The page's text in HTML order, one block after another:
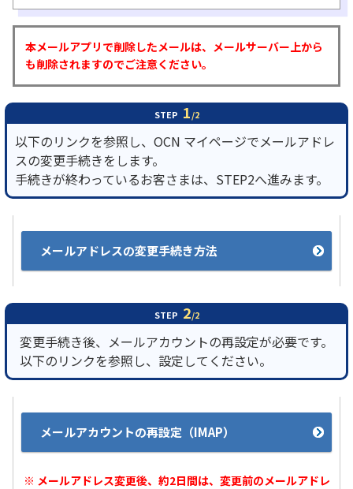
履歴・お気に入り
お知らせ
NTTドコモビジネスのお客さ
まはこちら
サービス
OCN サービス一覧
本メールアプリで削除したメールは、メールサーバー上から
も削除されますのでご注意ください。
STEP 1/2
以下のリンクを参照し、OCN マイページでメールアドレ
スの変更手続きをします。
手続きが終わっているお客さまは、STEP2へ進みます。
メールアドレスの変更手続き方法
STEP 2/2
変更手続き後、メールアカウントの再設定が必要です。
以下のリンクを参照し、設定してください。
メールアカウントの再設定（IMAP）
※ メールアドレス変更後、約2日間は、変更前のメールアドレ